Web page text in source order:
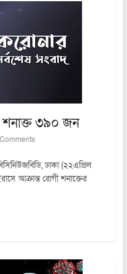
৩৯০ জন
ঢাকা (২২এপ্রিল
আক্রান্ত রোগী শনাক্তের